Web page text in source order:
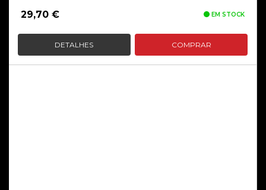
29,70 € EM STOCK
DETALHES COMPRAR